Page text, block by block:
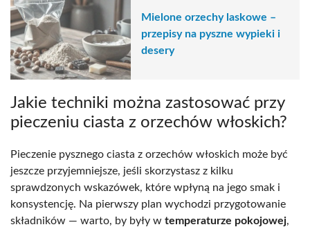
Mielone orzechy laskowe –
przepisy na pyszne wypieki i
desery
Jakie techniki można zastosować przy
pieczeniu ciasta z orzechów włoskich?
Pieczenie pysznego ciasta z orzechów włoskich może być
jeszcze przyjemniejsze, jeśli skorzystasz z kilku
sprawdzonych wskazówek, które wpłyną na jego smak i
konsystencję. Na pierwszy plan wychodzi przygotowanie
składników — warto, by były w temperaturze pokojowej,